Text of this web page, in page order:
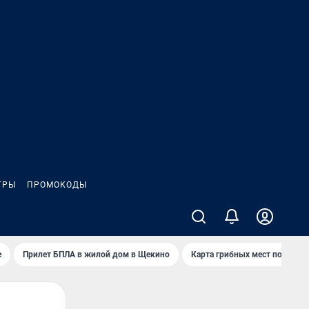
ПРОМОКОДЫ
Прилет БПЛА в жилой дом в Щекино Карта грибных мест под